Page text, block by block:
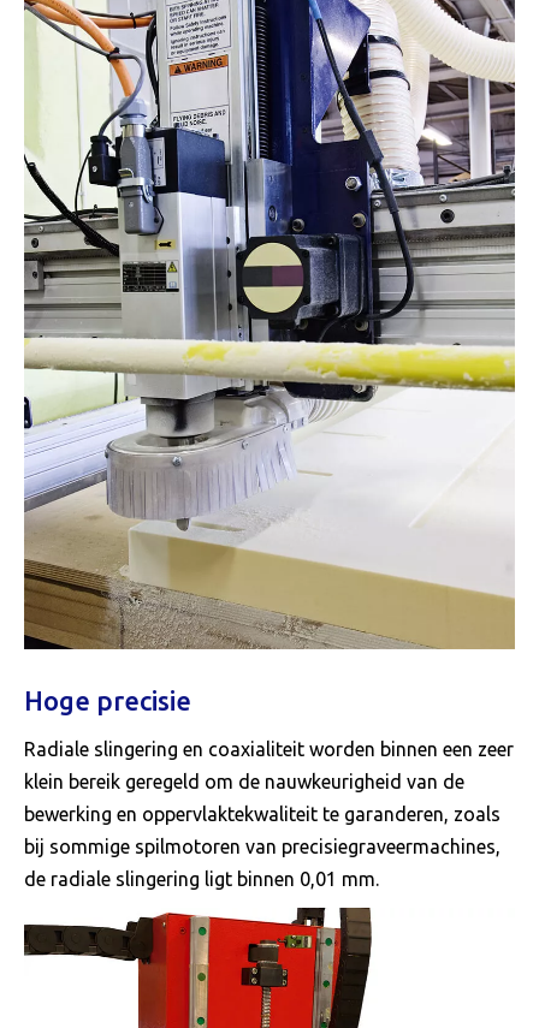
Hoge precisie
Radiale slingering en coaxialiteit worden binnen een zeer
klein bereik geregeld om de nauwkeurigheid van de
bewerking en oppervlaktekwaliteit te garanderen, zoals
bij sommige spilmotoren van precisiegraveermachines,
de radiale slingering ligt binnen 0,01 mm.